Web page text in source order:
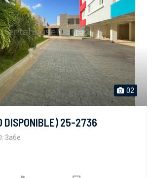
02
DISPONIBLE) 25-2736
3a6e